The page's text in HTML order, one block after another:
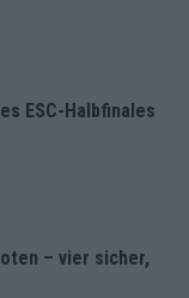
ESC-Halbfinales
– vier sicher,